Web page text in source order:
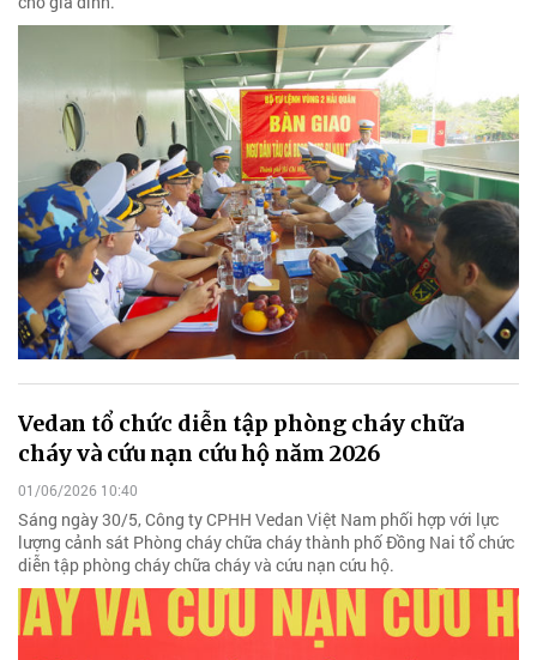
Vedan tổ chức diễn tập phòng cháy chữa
cháy và cứu nạn cứu hộ năm 2026
01/06/2026 10:40
Sáng ngày 30/5, Công ty CPHH Vedan Việt Nam phối hợp với lực
lượng cảnh sát Phòng cháy chữa cháy thành phố Đồng Nai tổ chức
diễn tập phòng cháy chữa cháy và cứu nạn cứu hộ.